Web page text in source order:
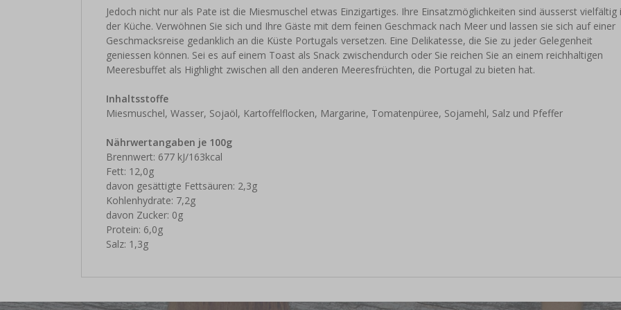
Jedoch nicht nur als Pate ist die Miesmuschel etwas Einzigartiges. Ihre Einsatzmöglichkeiten sind äusserst vielfältig
der Küche. Verwöhnen Sie sich und Ihre Gäste mit dem feinen Geschmack nach Meer und lassen sie sich auf einer
Geschmacksreise gedanklich an die Küste Portugals versetzen. Eine Delikatesse, die Sie zu jeder Gelegenheit
geniessen können. Sei es auf einem Toast als Snack zwischendurch oder Sie reichen Sie an einem reichhaltigen
Meeresbuffet als Highlight zwischen all den anderen Meeresfrüchten, die Portugal zu bieten hat.
Inhaltsstoffe
Miesmuschel, Wasser, Sojaöl, Kartoffelflocken, Margarine, Tomatenpüree, Sojamehl, Salz und Pfeffer
Nährwertangaben je 100g
Brennwert: 677 kJ/163kcal
Fett: 12,0g
davon gesättigte Fettsäuren: 2,3g
Kohlenhydrate: 7,2g
davon Zucker: 0g
Protein: 6,0g
Salz: 1,3g